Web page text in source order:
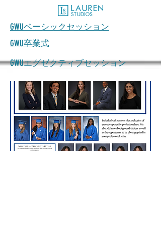
GWUベーシックセッション
GWU卒業式
GWUエグゼクティブセッション